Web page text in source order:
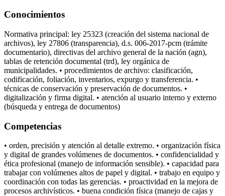
Conocimientos
Normativa principal: ley 25323 (creación del sistema nacional de
archivos), ley 27806 (transparencia), d.s. 006-2017-pcm (trámite
documentario), directivas del archivo general de la nación (agn),
tablas de retención documental (trd), ley orgánica de
municipalidades. • procedimientos de archivo: clasificación,
codificación, foliación, inventarios, expurgo y transferencia. •
técnicas de conservación y preservación de documentos. •
digitalización y firma digital. • atención al usuario interno y externo
(búsqueda y entrega de documentos)
Competencias
• orden, precisión y atención al detalle extremo. • organización física
y digital de grandes volúmenes de documentos. • confidencialidad y
ética profesional (manejo de información sensible). • capacidad para
trabajar con volúmenes altos de papel y digital. • trabajo en equipo y
coordinación con todas las gerencias. • proactividad en la mejora de
procesos archivísticos. • buena condición física (manejo de cajas y